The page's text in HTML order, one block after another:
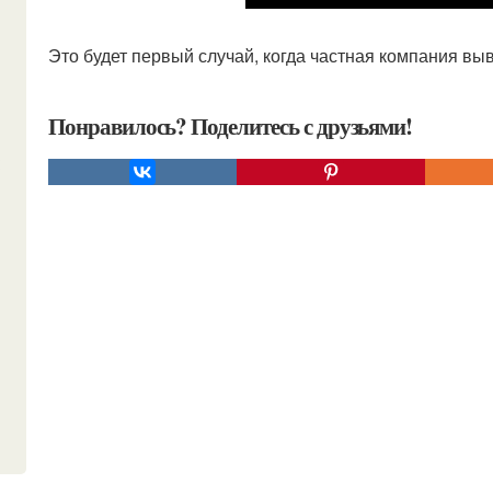
Это будет первый случай, когда частная компания
Понравилось? Поделитесь с друзьями!